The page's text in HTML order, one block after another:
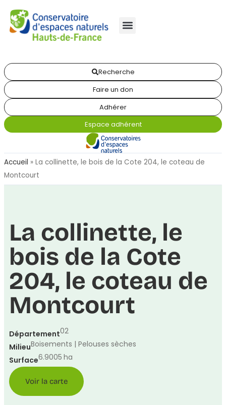
Recherche
Faire un don
Adhérer
Espace adhérent
Accueil » La collinette, le bois de la Cote 204, le coteau de
Montcourt
La collinette, le
bois de la Cote
204, le coteau de
Montcourt
Département02
MilieuBoisements | Pelouses sèches
Surface6.9005 ha
Voir la carte